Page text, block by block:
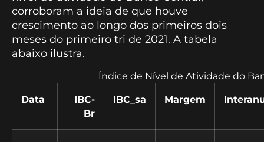
corroboram a ideia de que houve
crescimento ao longo dos primeiros dois
meses do primeiro tri de 2021. A tabela
abaixo ilustra.
Índice de Nível de Atividade do
Data
IBC-
Br
IBC_sa Margem